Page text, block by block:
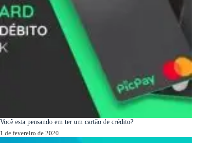
Você esta pensando em ter um cartão de crédito?
1 de fevereiro de 2020